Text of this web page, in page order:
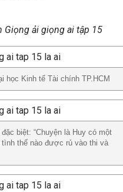
Giọng ải giọng ai tập 15
học Kinh tế Tài chính TP.HCM
biệt: “Chuyện là Huy có một
thế nào được rủ vào thi và